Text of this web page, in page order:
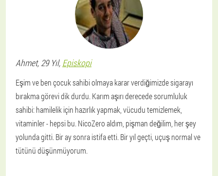
Ahmet, 29 Yıl, Episkopi
Eşim ve ben çocuk sahibi olmaya karar verdiğimizde sigarayı
bırakma görevi dik durdu. Karım aşırı derecede sorumluluk
sahibi: hamilelik için hazırlık yapmak, vücudu temizlemek,
vitaminler - hepsi bu. NicoZero aldım, pişman değilim, her şey
yolunda gitti. Bir ay sonra istifa etti. Bir yıl geçti, uçuş normal ve
tütünü düşünmüyorum.